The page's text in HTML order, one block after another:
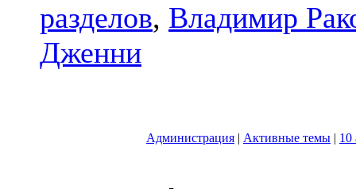
разделов, Владимир
Дженни
Администрация | Активные темы | 10